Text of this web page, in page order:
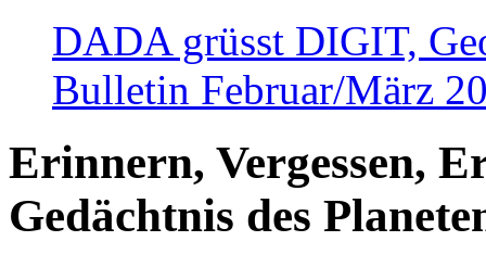
DADA grüsst DIGIT,
Bulletin Februar/März
Erinnern, Vergessen,
Gedächtnis des